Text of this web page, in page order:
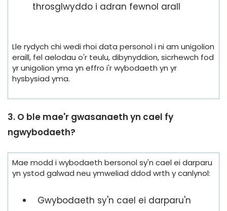
throsglwyddo i adran fewnol arall
Lle rydych chi wedi rhoi data personol i ni am unigolion
eraill, fel aelodau o'r teulu, dibynyddion, sicrhewch fod
yr unigolion yma yn effro i'r wybodaeth yn yr
hysbysiad yma.
3. O ble mae'r gwasanaeth yn cael fy
ngwybodaeth?
Mae modd i wybodaeth bersonol sy'n cael ei darparu
yn ystod galwad neu ymweliad ddod wrth y canlynol:
Gwybodaeth sy'n cael ei darparu'n